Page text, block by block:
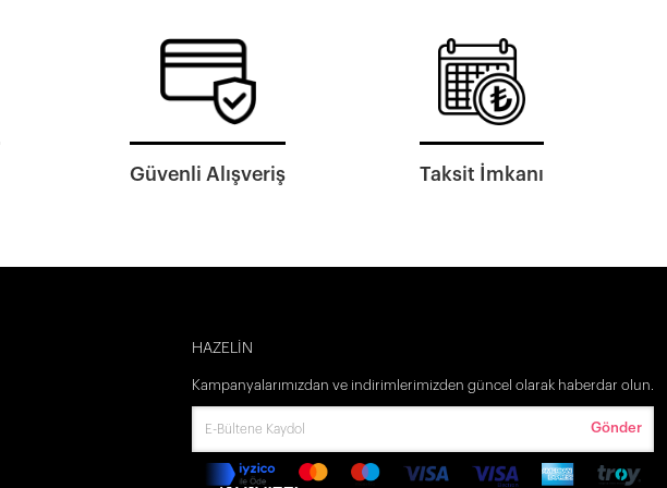
Güvenli Alışveriş Taksit İmkanı
HAZELİN
Kampanyalarımızdan ve indirimlerimizden güncel olarak haberdar olun.
Gönder